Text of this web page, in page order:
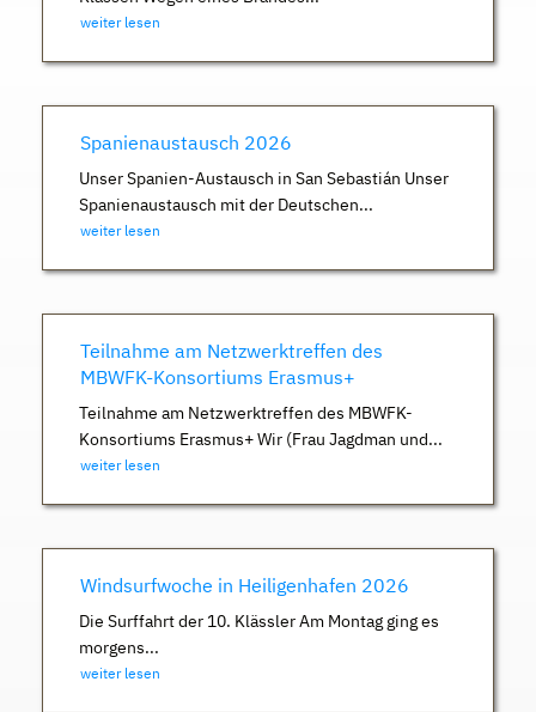
weiter lesen
Spanienaustausch 2026
Unser Spanien-Austausch in San Sebastián Unser
Spanienaustausch mit der Deutschen...
weiter lesen
Teilnahme am Netzwerktreffen des
MBWFK-Konsortiums Erasmus+
Teilnahme am Netzwerktreffen des MBWFK-
Konsortiums Erasmus+ Wir (Frau Jagdman und...
weiter lesen
Windsurfwoche in Heiligenhafen 2026
Die Surffahrt der 10. Klässler Am Montag ging es
morgens...
weiter lesen